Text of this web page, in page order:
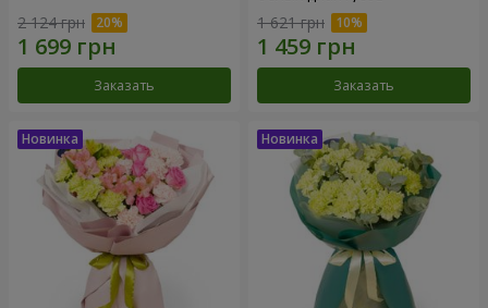
2 124 грн
Заказать
1 621 грн
Заказать